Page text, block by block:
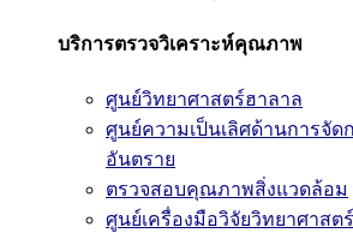
บริการตรวจวิเคราะห์คุณภาพ
ศูนย์วิทยาศาสตร์ฮาลาล
ศูนย์ความเป็นเลิศด้านการจัด
อันตราย
ตรวจสอบคุณภาพสิ่งแวดล้อม
ศูนย์เครื่องมือวิจัยวิทยาศาสต